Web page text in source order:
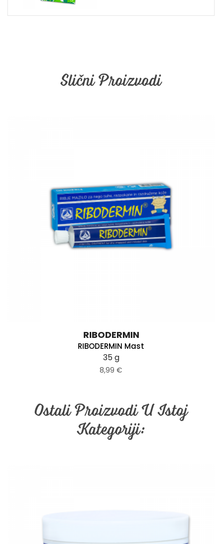
Slični Proizvodi
RIBODERMIN
RIBODERMIN Mast
35 g
8,99 €
Ostali Proizvodi U Istoj
Kategoriji: